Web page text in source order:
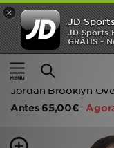
×
JD
JD Sports
GRÁTIS -
Página principal
Jordan Brooklyn
Antes65,00€
INÍCIO
Promoções
NOVIDADES